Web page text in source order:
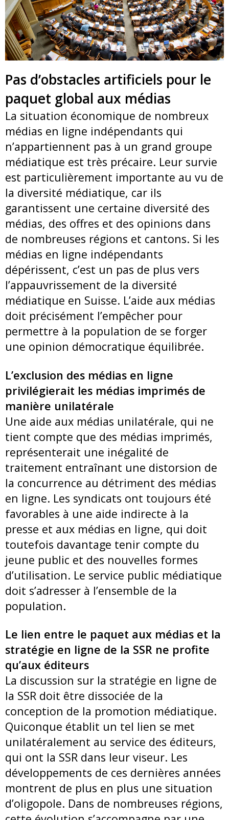
Pas d’obstacles artificiels pour le
paquet global aux médias
La situation économique de nombreux
médias en ligne indépendants qui
n’appartiennent pas à un grand groupe
médiatique est très précaire. Leur survie
est particulièrement importante au vu de
la diversité médiatique, car ils
garantissent une certaine diversité des
médias, des offres et des opinions dans
de nombreuses régions et cantons. Si les
médias en ligne indépendants
dépérissent, c’est un pas de plus vers
l’appauvrissement de la diversité
médiatique en Suisse. L’aide aux médias
doit précisément l’empêcher pour
permettre à la population de se forger
une opinion démocratique équilibrée.
L’exclusion des médias en ligne
privilégierait les médias imprimés de
manière unilatérale
Une aide aux médias unilatérale, qui ne
tient compte que des médias imprimés,
représenterait une inégalité de
traitement entraînant une distorsion de
la concurrence au détriment des médias
en ligne. Les syndicats ont toujours été
favorables à une aide indirecte à la
presse et aux médias en ligne, qui doit
toutefois davantage tenir compte du
jeune public et des nouvelles formes
d’utilisation. Le service public médiatique
doit s’adresser à l’ensemble de la
population.
Le lien entre le paquet aux médias et la
stratégie en ligne de la SSR ne profite
qu’aux éditeurs
La discussion sur la stratégie en ligne de
la SSR doit être dissociée de la
conception de la promotion médiatique.
Quiconque établit un tel lien se met
unilatéralement au service des éditeurs,
qui ont la SSR dans leur viseur. Les
développements de ces dernières années
montrent de plus en plus une situation
d’oligopole. Dans de nombreuses régions,